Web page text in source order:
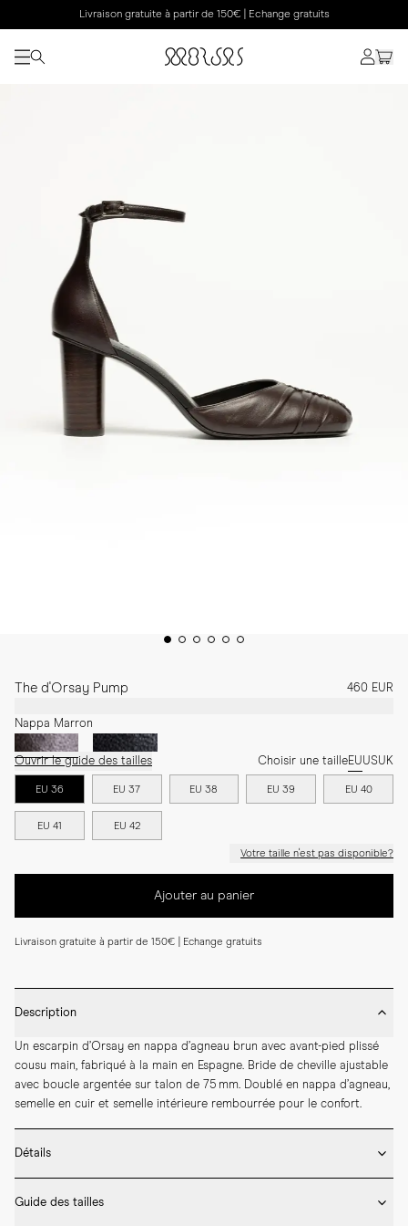
Livraison gratuite à partir de 150€ | Echange gratuits
The d'Orsay Pump 460 EUR
Nappa Marron
Ouvrir le guide des tailles Choisir une tailleEUUSUK
EU 36 EU 37 EU 38 EU 39 EU 40
EU 41 EU 42
Votre taille n'est pas disponible?
Ajouter au panier
Livraison gratuite à partir de 150€ | Echange gratuits
Description
Un escarpin d’Orsay en nappa d’agneau brun avec avant-pied plissé
cousu main, fabriqué à la main en Espagne. Bride de cheville ajustable
avec boucle argentée sur talon de 75 mm. Doublé en nappa d’agneau,
semelle en cuir et semelle intérieure rembourrée pour le confort.
Détails
* Hauteur de talon de 75 mm
Guide des tailles